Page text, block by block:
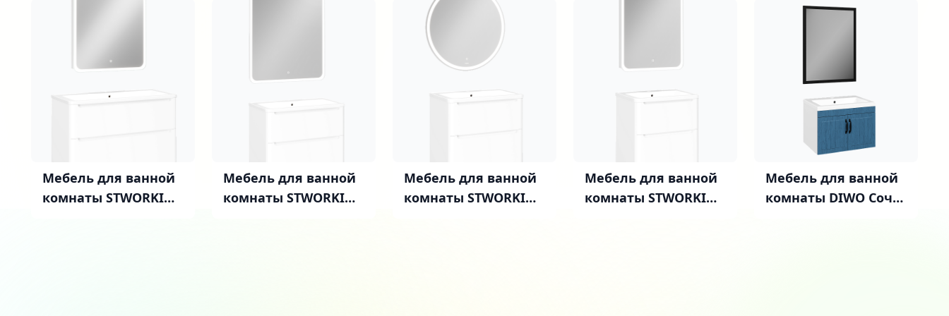
Мебель для ванной
комнаты STWORKI
Мебель для ванной
комнаты STWORKI
Мебель для ванной
комнаты STWORKI
Мебель для ванной
комнаты STWORKI
Мебель для ванной
комнаты DIWO Сочи